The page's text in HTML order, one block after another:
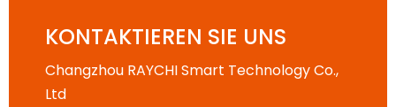
KONTAKTIEREN SIE UNS
Changzhou RAYCHI Smart Technology Co.,
Ltd